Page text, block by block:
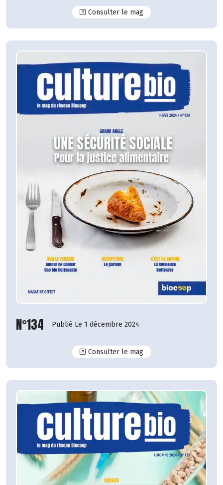
Consulter le magN°135
N°134 Publié Le 1 décembre 2024
Consulter le magN°134